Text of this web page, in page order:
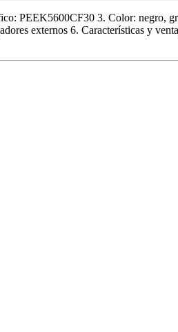
PEEK5600CF30 3. Color: negro,
externos 6. Características y